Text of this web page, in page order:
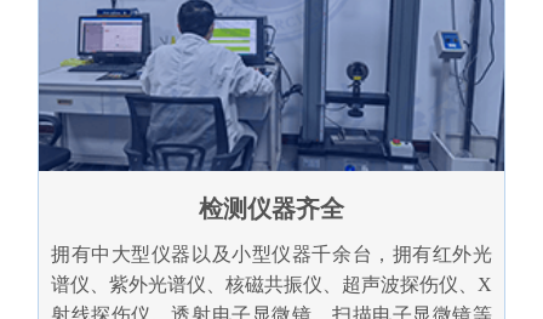
检测仪器齐全
拥有中大型仪器以及小型仪器千余台，拥有红外光
谱仪、紫外光谱仪、核磁共振仪、超声波探伤仪、X